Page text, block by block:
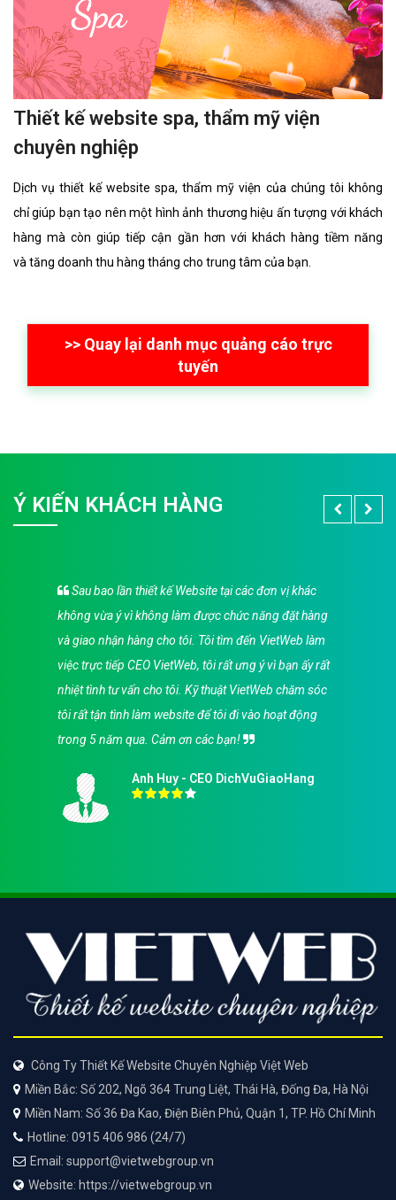
Thiết kế website spa, thẩm mỹ viện
chuyên nghiệp
Dịch vụ thiết kế website spa, thẩm mỹ viện của chúng tôi không
chỉ giúp bạn tạo nên một hình ảnh thương hiệu ấn tượng với khách
hàng mà còn giúp tiếp cận gần hơn với khách hàng tiềm năng
và tăng doanh thu hàng tháng cho trung tâm của bạn.
>> Quay lại danh mục quảng cáo trực
tuyến
Ý KIẾN KHÁCH HÀNG
Sau bao lần thiết kế Website tại các đơn vị khác
không vừa ý vì không làm được chức năng đặt hàng
và giao nhận hàng cho tôi. Tôi tìm đến VietWeb làm
việc trực tiếp CEO VietWeb, tôi rất ưng ý vì bạn ấy rất
nhiệt tình tư vấn cho tôi. Kỹ thuật VietWeb chăm sóc
tôi rất tận tình làm website để tôi đi vào hoạt động
trong 5 năm qua. Cảm ơn các bạn!
Anh Huy - CEO DichVuGiaoHang
Công Ty Thiết Kế Website Chuyên Nghiệp Việt Web
Miền Bắc: Số 202, Ngõ 364 Trung Liệt, Thái Hà, Đống Đa, Hà Nội
Miền Nam: Số 36 Đa Kao, Điện Biên Phủ, Quận 1, TP. Hồ Chí Minh
Hotline: 0915 406 986 (24/7)
Email: support@vietwebgroup.vn
Website: https://vietwebgroup.vn